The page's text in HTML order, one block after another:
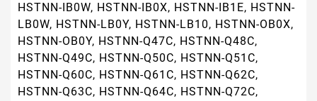
HSTNN-IB0W, HSTNN-IB0X, HSTNN-IB1E, HSTNN-
LB0W, HSTNN-LB0Y, HSTNN-LB10, HSTNN-OB0X,
HSTNN-OB0Y, HSTNN-Q47C, HSTNN-Q48C,
HSTNN-Q49C, HSTNN-Q50C, HSTNN-Q51C,
HSTNN-Q60C, HSTNN-Q61C, HSTNN-Q62C,
HSTNN-Q63C, HSTNN-Q64C, HSTNN-Q72C,